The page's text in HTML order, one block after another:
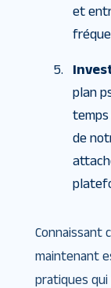
et
plan
temps
de
Connaissant
maintenant
pratiques